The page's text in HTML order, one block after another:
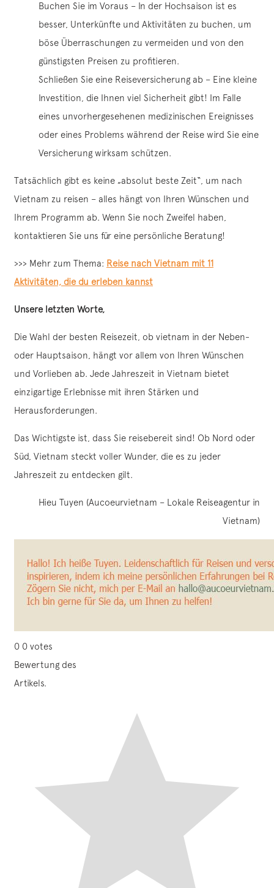
Buchen Sie im Voraus – In der Hochsaison ist es
besser, Unterkünfte und Aktivitäten zu buchen, um
böse Überraschungen zu vermeiden und von den
günstigsten Preisen zu profitieren.
Schließen Sie eine Reiseversicherung ab – Eine kleine
Investition, die Ihnen viel Sicherheit gibt! Im Falle
eines unvorhergesehenen medizinischen Ereignisses
oder eines Problems während der Reise wird Sie eine
Versicherung wirksam schützen.
Tatsächlich gibt es keine „absolut beste Zeit“, um nach
Vietnam zu reisen – alles hängt von Ihren Wünschen und
Ihrem Programm ab. Wenn Sie noch Zweifel haben,
kontaktieren Sie uns für eine persönliche Beratung!
>>> Mehr zum Thema: Reise nach Vietnam mit 11
Aktivitäten, die du erleben kannst
Unsere letzten Worte,
Die Wahl der besten Reisezeit, ob vietnam in der Neben-
oder Hauptsaison, hängt vor allem von Ihren Wünschen
und Vorlieben ab. Jede Jahreszeit in Vietnam bietet
einzigartige Erlebnisse mit ihren Stärken und
Herausforderungen.
Das Wichtigste ist, dass Sie reisebereit sind! Ob Nord oder
Süd, Vietnam steckt voller Wunder, die es zu jeder
Jahreszeit zu entdecken gilt.
Hieu Tuyen (Aucoeurvietnam – Lokale Reiseagentur in
Vietnam)
0 0 votes
Bewertung des
Artikels.